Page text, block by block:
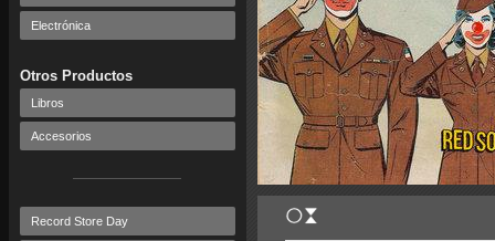
Electrónica
Otros Productos
Libros
Accesorios
Record Store Day